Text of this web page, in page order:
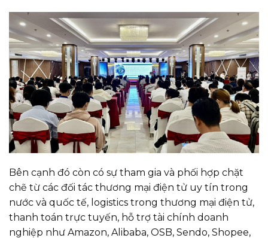
Bên cạnh đó còn có sự tham gia và phối hợp chặt
chẽ từ các đối tác thương mại điện tử uy tín trong
nước và quốc tế, logistics trong thương mại điện tử,
thanh toán trực tuyến, hỗ trợ tài chính doanh
nghiệp như Amazon, Alibaba, OSB, Sendo, Shopee,